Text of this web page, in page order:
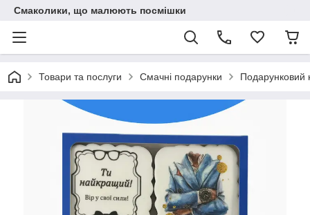
Смаколики, що малюють посмішки
Товари та послуги Смачні подарунки Подарунковий